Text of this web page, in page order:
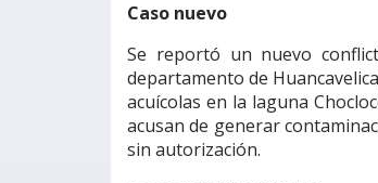
Caso nuevo
Se reportó un nuevo
departamento de
acuícolas en la laguna
acusan de generar
sin autorización.